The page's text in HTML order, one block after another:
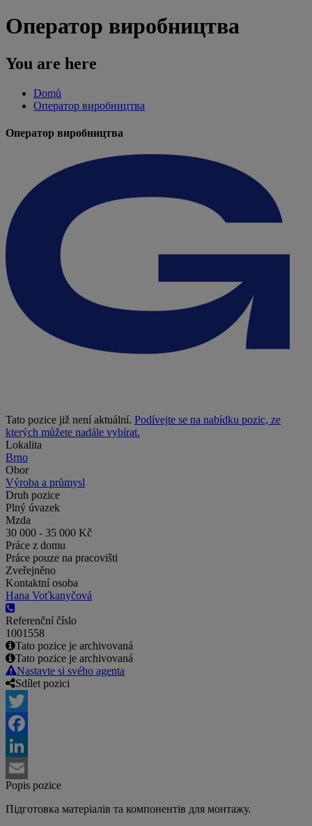
Оператор виробництва
You are here
Domů
Оператор виробництва
Оператор виробництва
Tato pozice již není aktuální. Podívejte se na nabídku pozic, ze
kterých můžete nadále vybírat.
Lokalita
Brno
Obor
Výroba a průmysl
Druh pozice
Plný úvazek
Mzda
30 000 - 35 000 Kč
Práce z domu
Práce pouze na pracovišti
Zveřejněno
Kontaktní osoba
Hana Voťkanyčová
Referenční číslo
1001558
Tato pozice je archivovaná
Tato pozice je archivovaná
Nastavte si svého agenta
Sdílet pozici
Twitter
Facebook
LinkedIn
Email
Popis pozice
Підготовка матеріалів та компонентів для монтажу.